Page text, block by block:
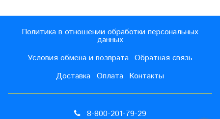
Политика в отношении обработки персональных
данных
Условия обмена и возврата Обратная связь
Доставка Оплата Контакты
8-800-201-79-29